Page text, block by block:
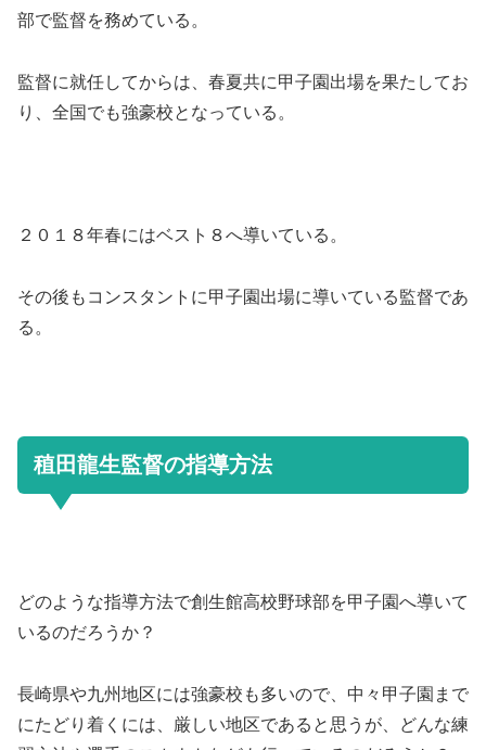
部で監督を務めている。
監督に就任してからは、春夏共に甲子園出場を果たしてお
り、全国でも強豪校となっている。
２０１８年春にはベスト８へ導いている。
その後もコンスタントに甲子園出場に導いている監督であ
る。
稙田龍生監督の指導方法
どのような指導方法で創生館高校野球部を甲子園へ導いて
いるのだろうか？
長崎県や九州地区には強豪校も多いので、中々甲子園まで
にたどり着くには、厳しい地区であると思うが、どんな練